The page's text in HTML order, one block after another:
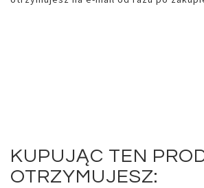
KUPUJĄC TEN
OTRZYMUJESZ: